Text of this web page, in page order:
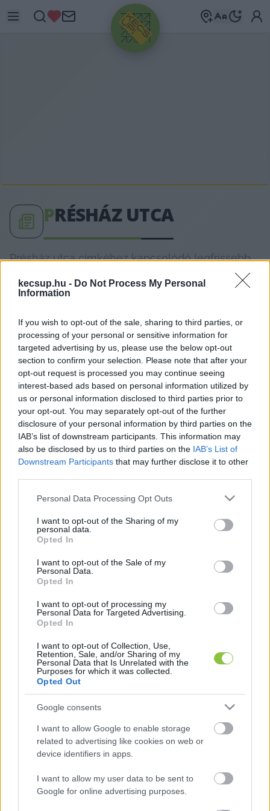
kecsup.hu - Do Not Process My Personal
Information
If you wish to opt-out of the sale, sharing to third parties, or
processing of your personal or sensitive information for
targeted advertising by us, please use the below opt-out
section to confirm your selection. Please note that after your
opt-out request is processed you may continue seeing
interest-based ads based on personal information utilized by
us or personal information disclosed to third parties prior to
your opt-out. You may separately opt-out of the further
disclosure of your personal information by third parties on the
IAB’s list of downstream participants. This information may
also be disclosed by us to third parties on the IAB’s List of
Downstream Participants that may further disclose it to other
Please note that this website/app uses one or more Google
not limited to your visit or usage behaviour. You may click to
grant or deny consent to Google and its third-party tags to
use your data for below specified purposes in below Google
consent section.
Personal Data Processing Opt Outs
I want to opt-out of the Sharing of my
personal data.
Opted In
I want to opt-out of the Sale of my
Personal Data.
Opted In
I want to opt-out of processing my
Personal Data for Targeted Advertising.
Opted In
I want to opt-out of Collection, Use,
Retention, Sale, and/or Sharing of my
Personal Data that Is Unrelated with the
Purposes for which it was collected.
Opted Out
Google consents
I want to allow Google to enable storage
related to advertising like cookies on web or
device identifiers in apps.
I want to allow my user data to be sent to
Google for online advertising purposes.
HIRDETÉS
PRÉSHÁZ UTCA
Présház utca címkéhez kapcsolódó legfrissebb
címkék között
Sorrend
ÉÉÉÉ.HH.NN ÉÉÉÉ.HH.NN
"Tavaly tizenhat patkányt fogtunk
a csapdában" - szabálytalanul
felhalmozott szemét keseríti meg a
lakók életét a Szeleifaluban
előrelépés nem történik” - mondták el azok a KecsUP-ot
megkereső szeleifalusi lakók, akik már régóta szenvednek
a Présház utca egyik házának udvarán felhalmozott,
patkányoktól, a disznók okozta szagoktól, az állandó
flexelés zajától, és tartanak a kertjükbe beugró gyanús
alakoktól, az utcán feltűnő drogfogyasztóktól.
Hraskó István 2026. 06. 30.